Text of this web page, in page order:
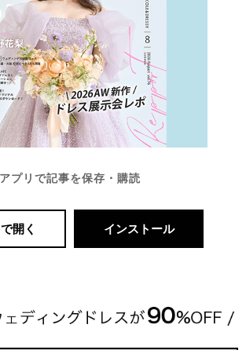
アプリで記事を保存・購読
開く インストール